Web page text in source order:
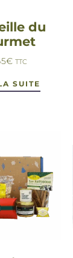
du
€ TTC
SUITE